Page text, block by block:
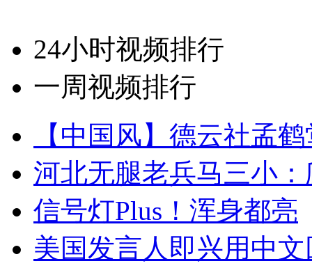
24小时视频排行
一周视频排行
【中国风】德云社孟
河北无腿老兵马三小
信号灯Plus！浑身都亮
美国发言人即兴用中